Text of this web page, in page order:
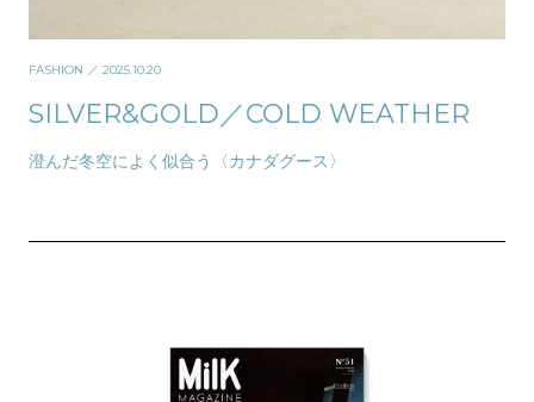
FASHION ／ 2025.10.20
SILVER&GOLD／COLD WEATHER
澄んだ冬空によく似合う〈カナダグース〉